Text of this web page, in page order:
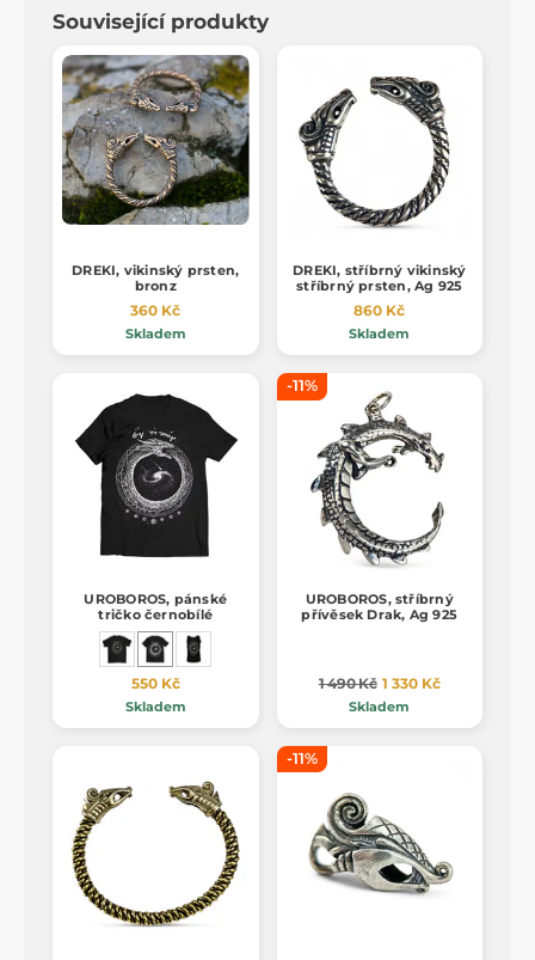
Související produkty
DREKI, vikinský prsten,
bronz
360 Kč
Skladem
DREKI, stříbrný vikinský
stříbrný prsten, Ag 925
860 Kč
Skladem
UROBOROS, pánské
tričko černobílé
550 Kč
Skladem
-11%
UROBOROS, stříbrný
přívěsek Drak, Ag 925
1 490 Kč 1 330 Kč
Skladem
-11%